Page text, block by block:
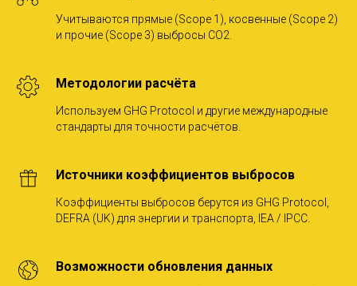
Учитываются прямые (Scope 1), косвенные (Scope 2)
и прочие (Scope 3) выбросы CO2.
Методологии расчёта
Используем GHG Protocol и другие международные
стандарты для точности расчётов.
Источники коэффициентов выбросов
Коэффициенты выбросов берутся из GHG Protocol,
DEFRA (UK) для энергии и транспорта, IEA / IPCC.
Возможности обновления данных